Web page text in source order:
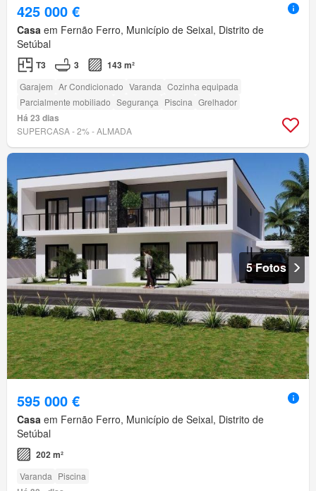
425 000 €
Casa em Fernão Ferro, Município de Seixal, Distrito de
Setúbal
T3 3 143 m²
Garajem Ar Condicionado Varanda Cozinha equipada
Parcialmente mobiliado Segurança Piscina Grelhador
Há 23 dias
SUPERCASA - 2% - ALMADA
5 Fotos
595 000 €
Casa em Fernão Ferro, Município de Seixal, Distrito de
Setúbal
202 m²
Varanda Piscina